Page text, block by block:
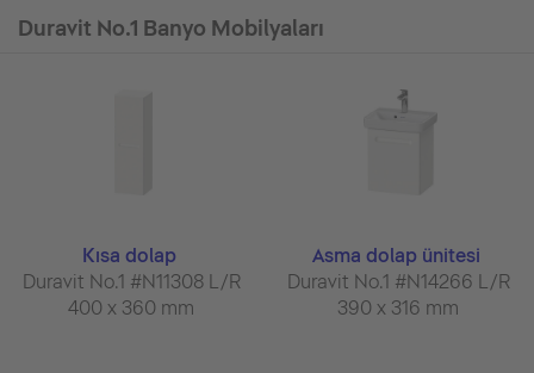
Duravit No.1 Banyo Mobilyaları
Kısa dolap
Duravit No.1 #N11308 L/R
400 x 360 mm
Asma dolap ünitesi
Duravit No.1 #N14266 L/R
390 x 316 mm